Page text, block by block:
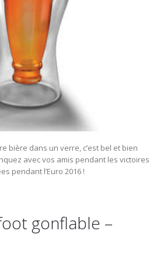
bière dans un verre, c’est bel et bien
avec vos amis pendant les victoires
pendant l’Euro 2016 !
gonflable –